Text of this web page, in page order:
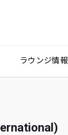
ラウンジ情報